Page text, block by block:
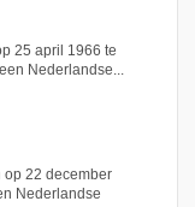
25 april 1966 te
Nederlandse...
op 22 december
Nederlandse